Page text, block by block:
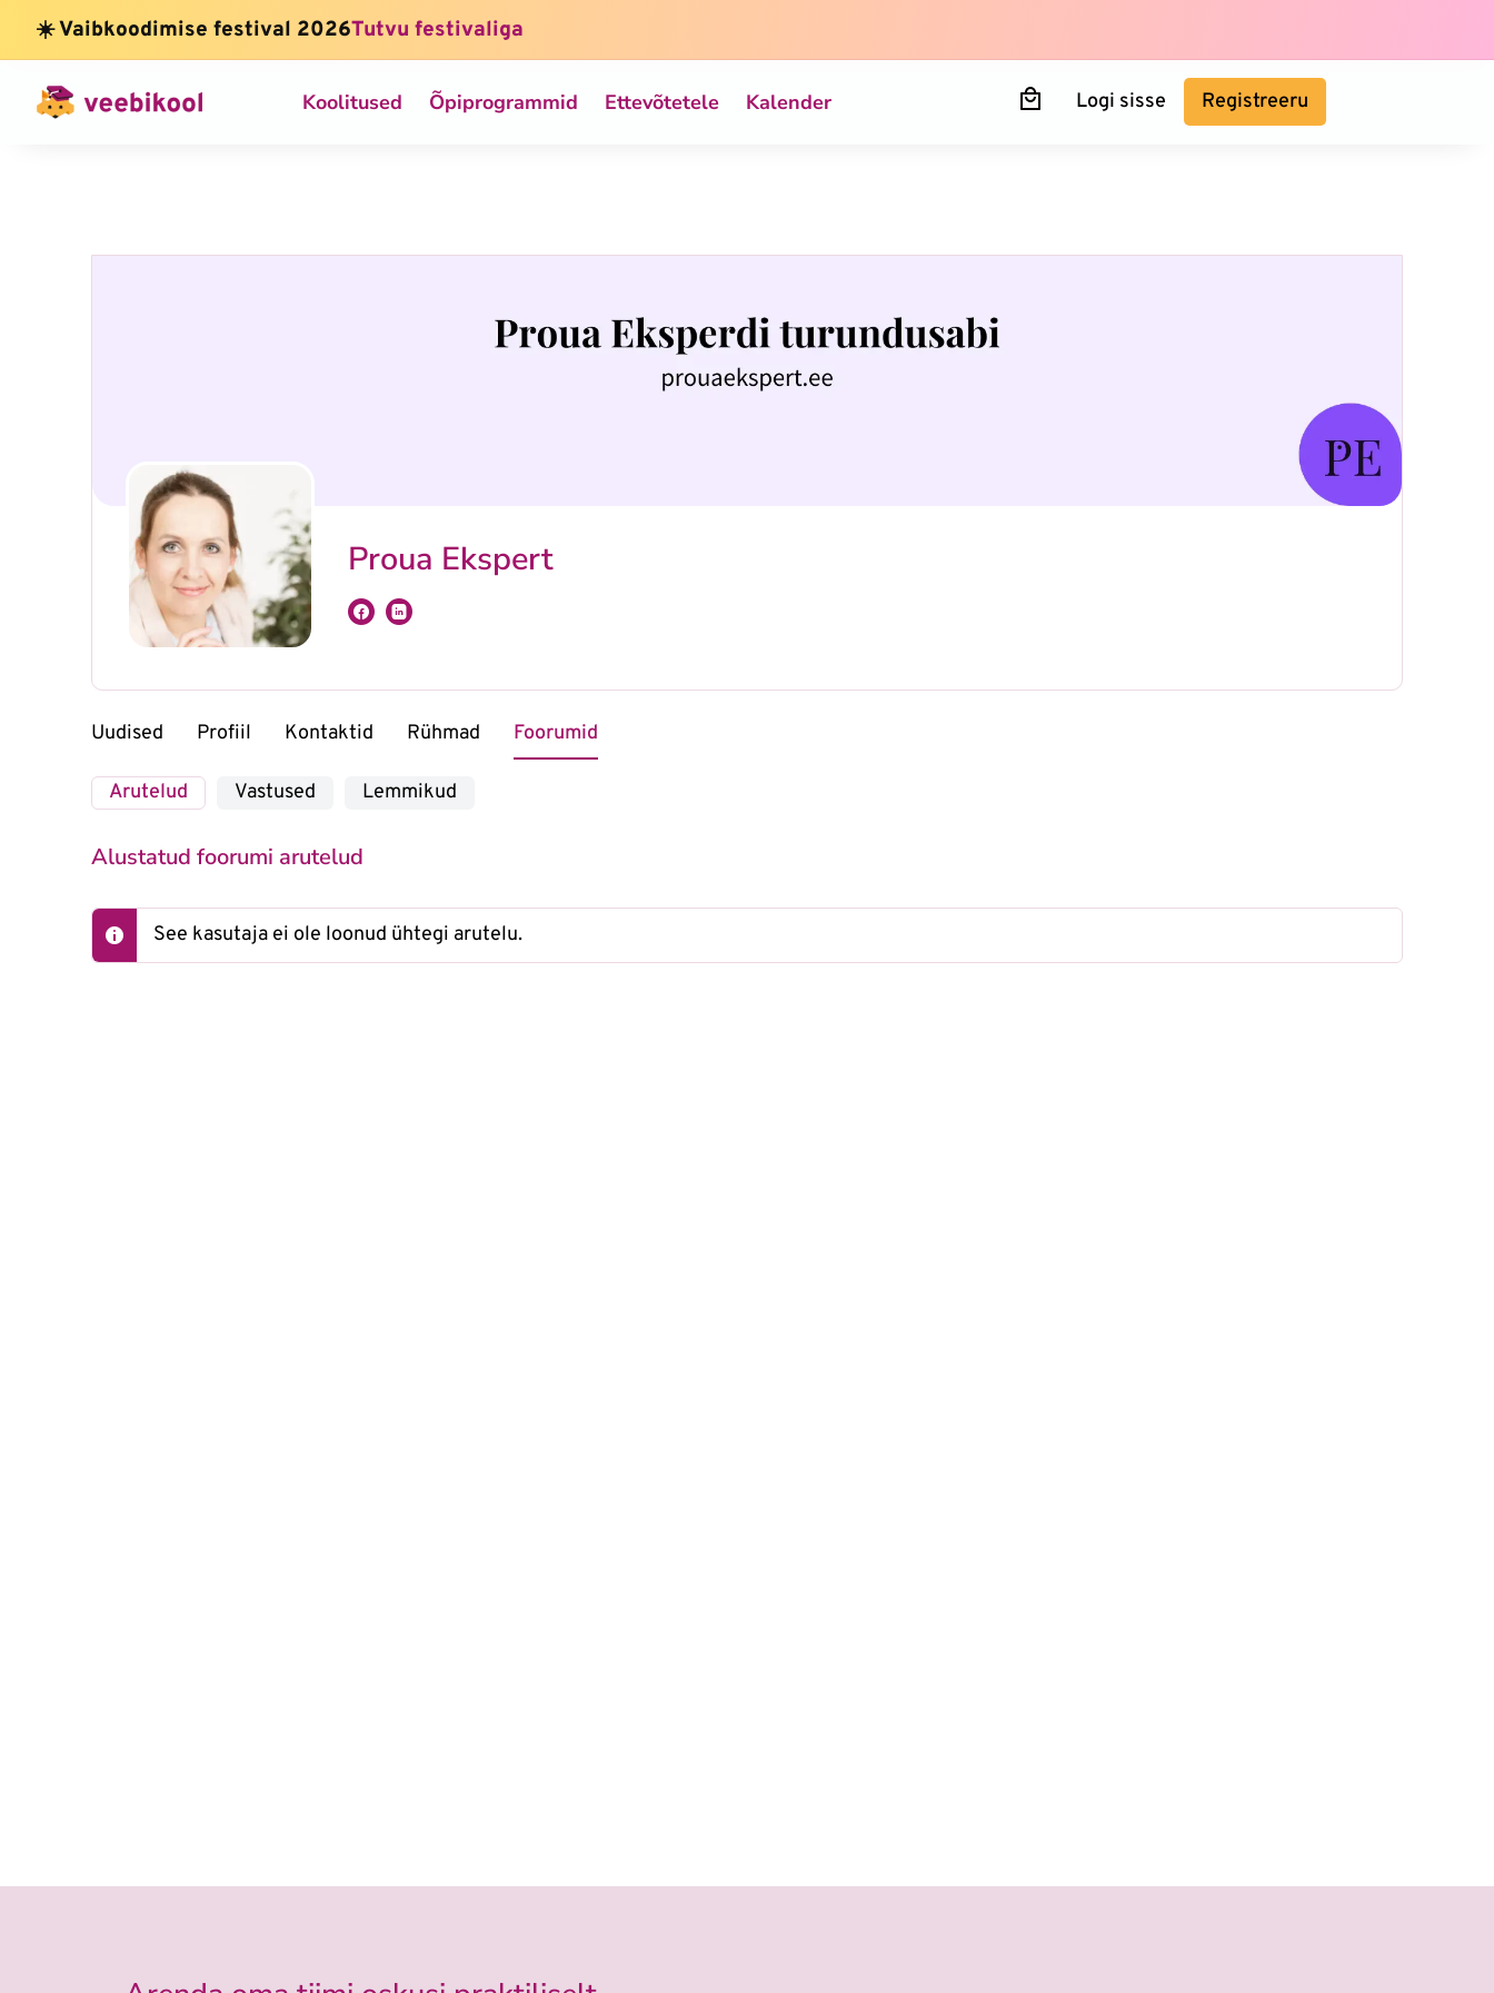
☀️ Vaibkoodimise festival 2026Tutvu festivaliga
Koolitused Õpiprogrammid Ettevõtetele Kalender Logi sisse Registreeru
Proua Ekspert
Uudised Profiil Kontaktid Rühmad Foorumid
Arutelud Vastused Lemmikud
Alustatud foorumi arutelud
See kasutaja ei ole loonud ühtegi arutelu.